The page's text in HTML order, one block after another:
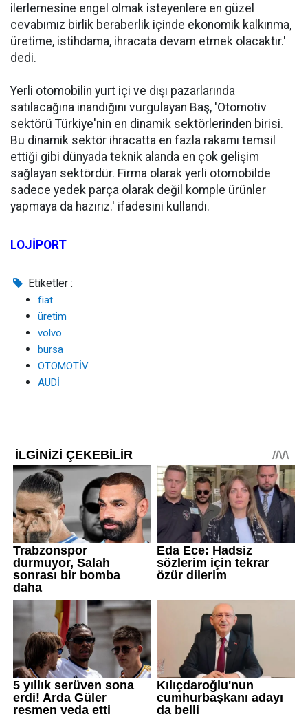
ilerlemesine engel olmak isteyenlere en güzel
cevabımız birlik beraberlik içinde ekonomik kalkınma,
üretime, istihdama, ihracata devam etmek olacaktır.'
dedi.
Yerli otomobilin yurt içi ve dışı pazarlarında
satılacağına inandığını vurgulayan Baş, 'Otomotiv
sektörü Türkiye'nin en dinamik sektörlerinden birisi.
Bu dinamik sektör ihracatta en fazla rakamı temsil
ettiği gibi dünyada teknik alanda en çok gelişim
sağlayan sektördür. Firma olarak yerli otomobilde
sadece yedek parça olarak değil komple ürünler
yapmaya da hazırız.' ifadesini kullandı.
LOJİPORT
Etiketler :
fiat
üretim
volvo
bursa
OTOMOTİV
AUDİ